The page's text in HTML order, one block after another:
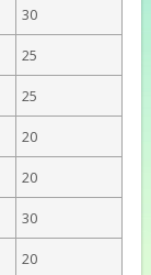
30
25
25
20
20
30
20